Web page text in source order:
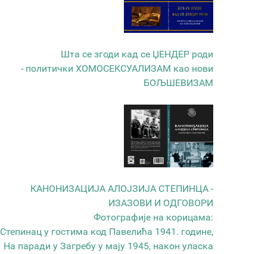
Шта се згоди кад се ЏЕНДЕР роди
- политички ХОМОСЕКСУАЛИЗАМ као нови
БОЉШЕВИЗАМ
КАНОНИЗАЦИЈА АЛОЈЗИЈА СТЕПИНЦА -
ИЗАЗОВИ И ОДГОВОРИ
Фотографије на корицама:
Степинац у гостима код Павелића 1941. године,
На паради у Загребу у мају 1945, након уласка